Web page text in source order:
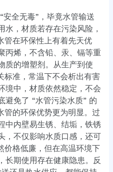
全无毒”，毕竟水管输送
水，材质若存在污染风险，
管在环保性上有着先天优
丙烯，不含铅、汞、镉等重
质的增塑剂。从生产到使
标准，常温下不会析出有害
境中，材质依然稳定，不会
避免了 “水管污染水质” 的
管的环保优势更为明显。过
中内壁易生锈、结垢，铁锈
，不仅影响水质口感，还可
价格低廉，但在高温环境下
长期使用存在健康隐患。反